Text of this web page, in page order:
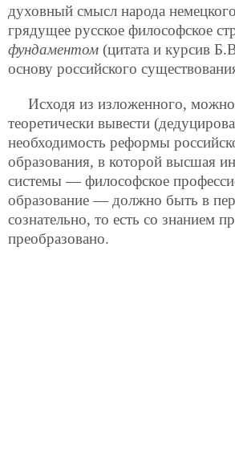
духовный смысл народа
грядущее русское философское
фундаментом (цитата и курсив
основу российского
Исходя из изложенного,
теоретически вывести
необходимость реформы
образования, в которой высшая
системы — философское
образование — должно быть в
сознательно, то есть со знанием
преобразовано.